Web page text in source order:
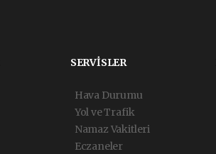
SERVİSLER
Hava Durumu
Yol ve Trafik
Namaz Vakitleri
Eczaneler